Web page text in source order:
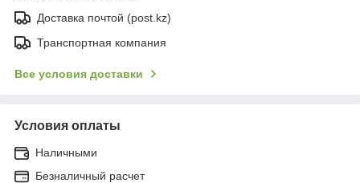
Доставка почтой (post.kz)
Транспортная компания
Все условия доставки
Условия оплаты
Наличными
Безналичный расчет